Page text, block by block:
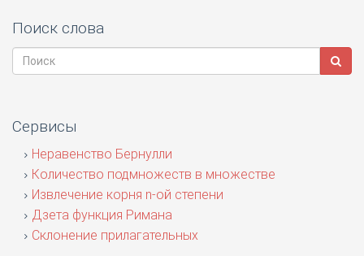
Поиск слова
Сервисы
Неравенство Бернулли
Количество подмножеств в множестве
Извлечение корня n-ой степени
Дзета функция Римана
Склонение прилагательных